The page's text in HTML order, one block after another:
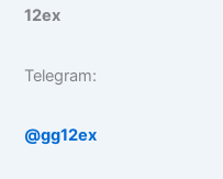
12ex
Telegram:
@gg12ex